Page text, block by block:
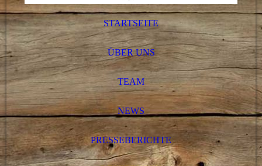
STARTSEITE
ÜBER UNS
TEAM
NEWS
PRESSEBERICHTE